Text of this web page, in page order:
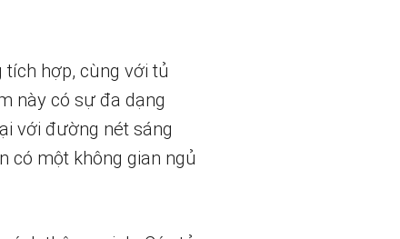
hợp, cùng với tủ
này có sự đa dạng
với đường nét sáng
có một không gian ngủ